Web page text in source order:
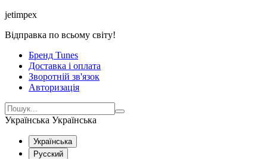
jetimpex
Відправка по всьому світу!
Бренд Tunes
Доставка і оплата
Зворотній зв'язок
Авторизація
Українська Українська
Українська
Русский